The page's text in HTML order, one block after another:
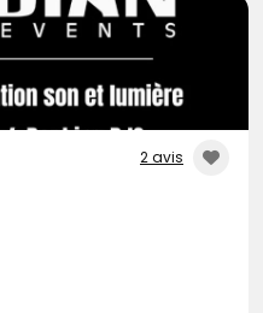
2 avis